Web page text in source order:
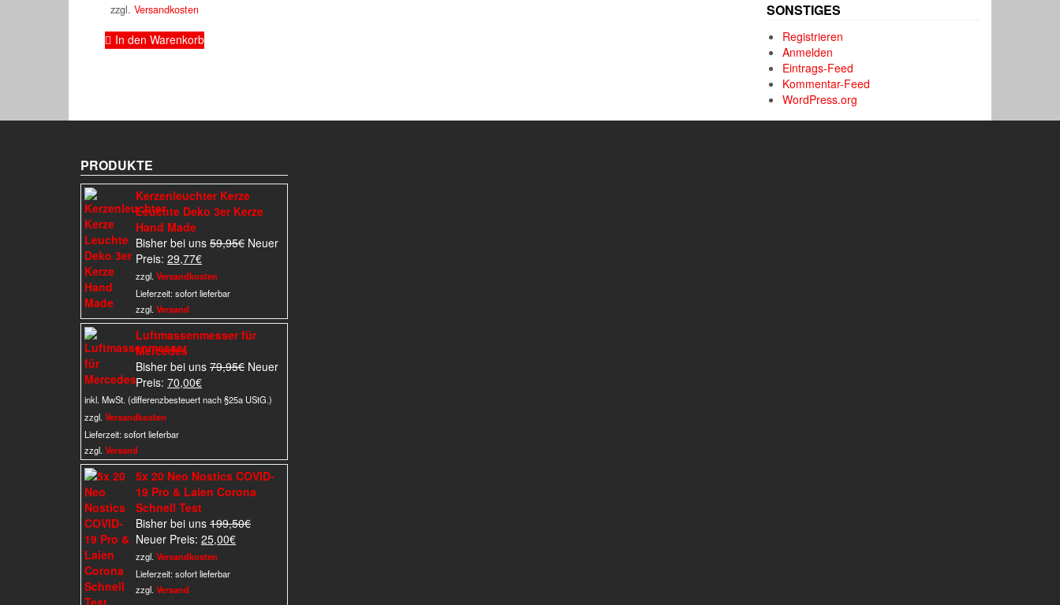
zzgl.Versandkosten
In den Warenkorb
SONSTIGES
Registrieren
Anmelden
Eintrags-Feed
Kommentar-Feed
WordPress.org
PRODUKTE
Kerzenleuchter Kerze
Leuchte Deko 3er Kerze
Hand Made
Bisher bei uns 59,95€ Ursprünglicher
Neuer
Preis: 29,77€Aktueller
Preis
ist:
zzgl. Versandkosten
Lieferzeit:sofort lieferbar
zzgl. Versand
Luftmassenmesser für
Mercedes
Bisher bei uns 79,95€ Ursprünglicher
war:
Neuer
Preis: 70,00€Aktueller
Preis
inkl. MwSt. (differenzbesteuert nach §25a UStG.)
zzgl. Versandkosten
Lieferzeit:sofort lieferbar
zzgl. Versand
5x 20 Neo Nostics COVID-
19 Pro & Laien Corona
Schnell Test
Bisher bei uns 199,50€Ursprünglicher
Neuer Preis: 25,00€Aktueller
zzgl. Versandkosten
Lieferzeit:sofort lieferbar
zzgl. Versand